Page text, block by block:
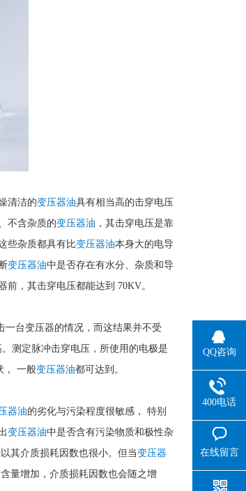
清洁的变压器油具有相当高的击穿电压
不含杂质的变压器油 ，其击穿电压是靠
些杂质都具有比变压器油本身大的电导
变压器油中是否存在有水分、杂质和导
前，其击穿电压都能达到 70KV。
一台变压器的情况，而这结果并不受
测定脉冲击穿电压，所使用的电极是
， 一般变压器油都可达到。
器油的劣化与污染程度很敏感， 特别
变压器油中是否含有污染物质和极性杂
其介质损耗因数也很小。但当变压器
量增加，介质损耗因数也会随之增
QQ咨询
400电话
在线留言